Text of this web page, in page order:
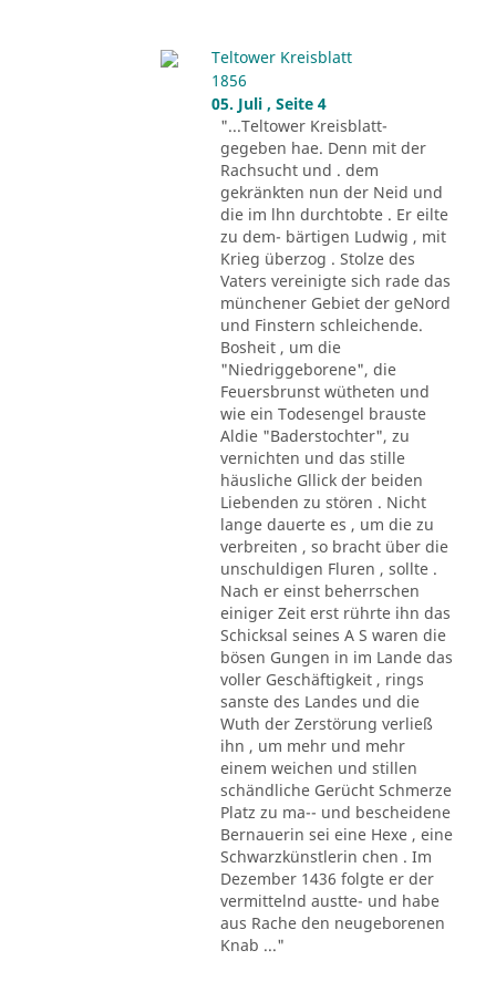
Teltower Kreisblatt
1856
05. Juli , Seite 4
"...Teltower Kreisblatt-
gegeben hae. Denn mit der
Rachsucht und . dem
gekränkten nun der Neid und
die im lhn durchtobte . Er eilte
zu dem- bärtigen Ludwig , mit
Krieg überzog . Stolze des
Vaters vereinigte sich rade das
münchener Gebiet der geNord
und Finstern schleichende.
Bosheit , um die
"Niedriggeborene", die
Feuersbrunst wütheten und
wie ein Todesengel brauste
Aldie "Baderstochter", zu
vernichten und das stille
häusliche Gllick der beiden
Liebenden zu stören . Nicht
lange dauerte es , um die zu
verbreiten , so bracht über die
unschuldigen Fluren , sollte .
Nach er einst beherrschen
einiger Zeit erst rührte ihn das
Schicksal seines A S waren die
bösen Gungen in im Lande das
voller Geschäftigkeit , rings
sanste des Landes und die
Wuth der Zerstörung verließ
ihn , um mehr und mehr
einem weichen und stillen
schändliche Gerücht Schmerze
Platz zu ma-- und bescheidene
Bernauerin sei eine Hexe , eine
Schwarzkünstlerin chen . Im
Dezember 1436 folgte er der
vermittelnd austte- und habe
aus Rache den neugeborenen
Knab ..."